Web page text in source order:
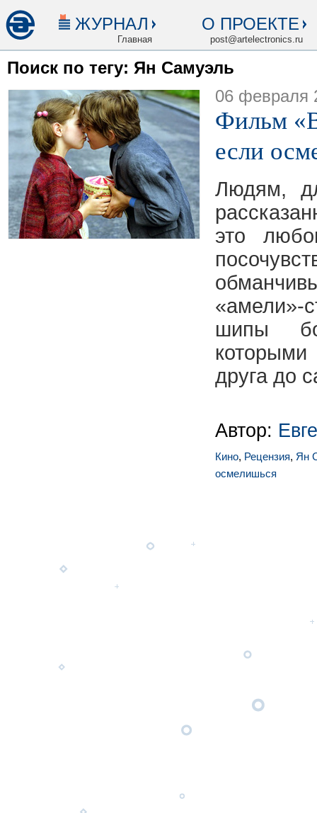
ЖУРНАЛ
Главная
О ПРОЕКТЕ
post@artelectronics.ru
Поиск по тегу: Ян Самуэль
06 февраля
Фильм
если
Людям,
это
шипы
друга до
Автор:
Кино, Рецензия, Ян
осмелишься